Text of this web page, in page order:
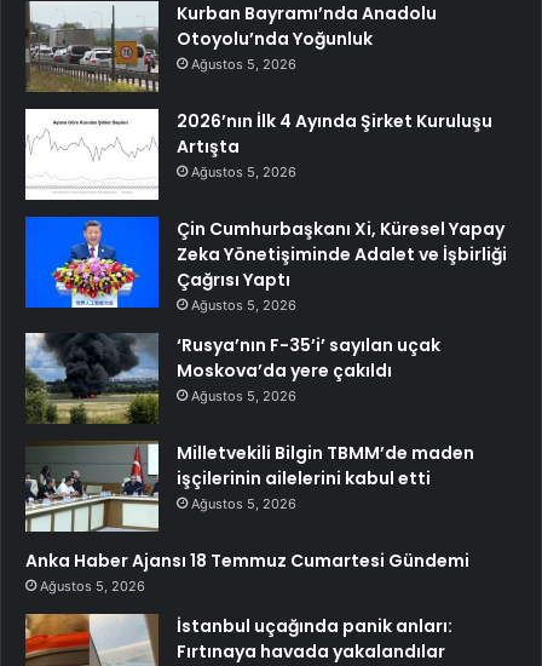
Kurban Bayramı’nda Anadolu
Otoyolu’nda Yoğunluk
Ağustos 5, 2026
2026’nın İlk 4 Ayında Şirket Kuruluşu
Artışta
Ağustos 5, 2026
Çin Cumhurbaşkanı Xi, Küresel Yapay
Zeka Yönetişiminde Adalet ve İşbirliği
Çağrısı Yaptı
Ağustos 5, 2026
‘Rusya’nın F-35’i’ sayılan uçak
Moskova’da yere çakıldı
Ağustos 5, 2026
Milletvekili Bilgin TBMM’de maden
işçilerinin ailelerini kabul etti
Ağustos 5, 2026
Anka Haber Ajansı 18 Temmuz Cumartesi Gündemi
Ağustos 5, 2026
İstanbul uçağında panik anları:
Fırtınaya havada yakalandılar